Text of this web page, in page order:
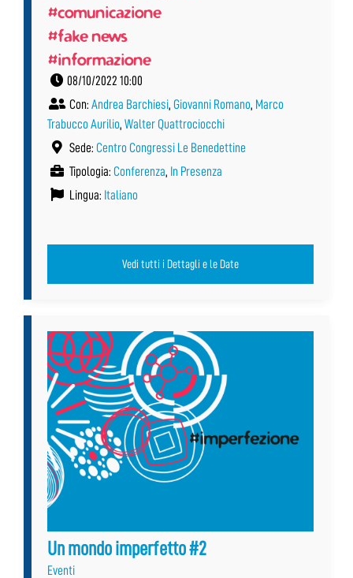
#comunicazione
#fake news
#informazione
08/10/2022 10:00
Con: Andrea Barchiesi, Giovanni Romano, Marco
Trabucco Aurilio, Walter Quattrociocchi
Sede: Centro Congressi Le Benedettine
Tipologia: Conferenza, In Presenza
Lingua: Italiano
Vedi tutti i Dettagli e le Date
Un mondo imperfetto #2
Eventi